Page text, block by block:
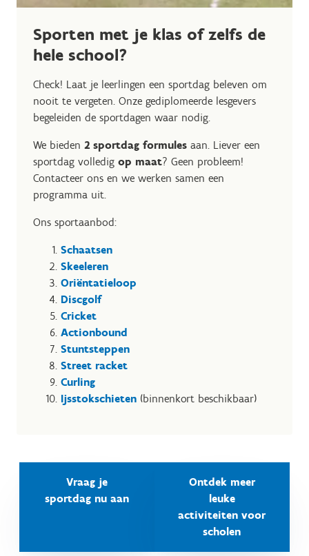
Sporten met je klas of zelfs de
hele school?
Check! Laat je leerlingen een sportdag beleven om
nooit te vergeten. Onze gediplomeerde lesgevers
begeleiden de sportdagen waar nodig.
We bieden 2 sportdag formules aan. Liever een
sportdag volledig op maat? Geen probleem!
Contacteer ons en we werken samen een
programma uit.
Ons sportaanbod:
Schaatsen
Skeeleren
Oriëntatieloop
Discgolf
Cricket
Actionbound
Stuntsteppen
Street racket
Curling
Ijsstokschieten (binnenkort beschikbaar)
Vraag je
sportdag nu aan
Ontdek meer
leuke
activiteiten voor
scholen